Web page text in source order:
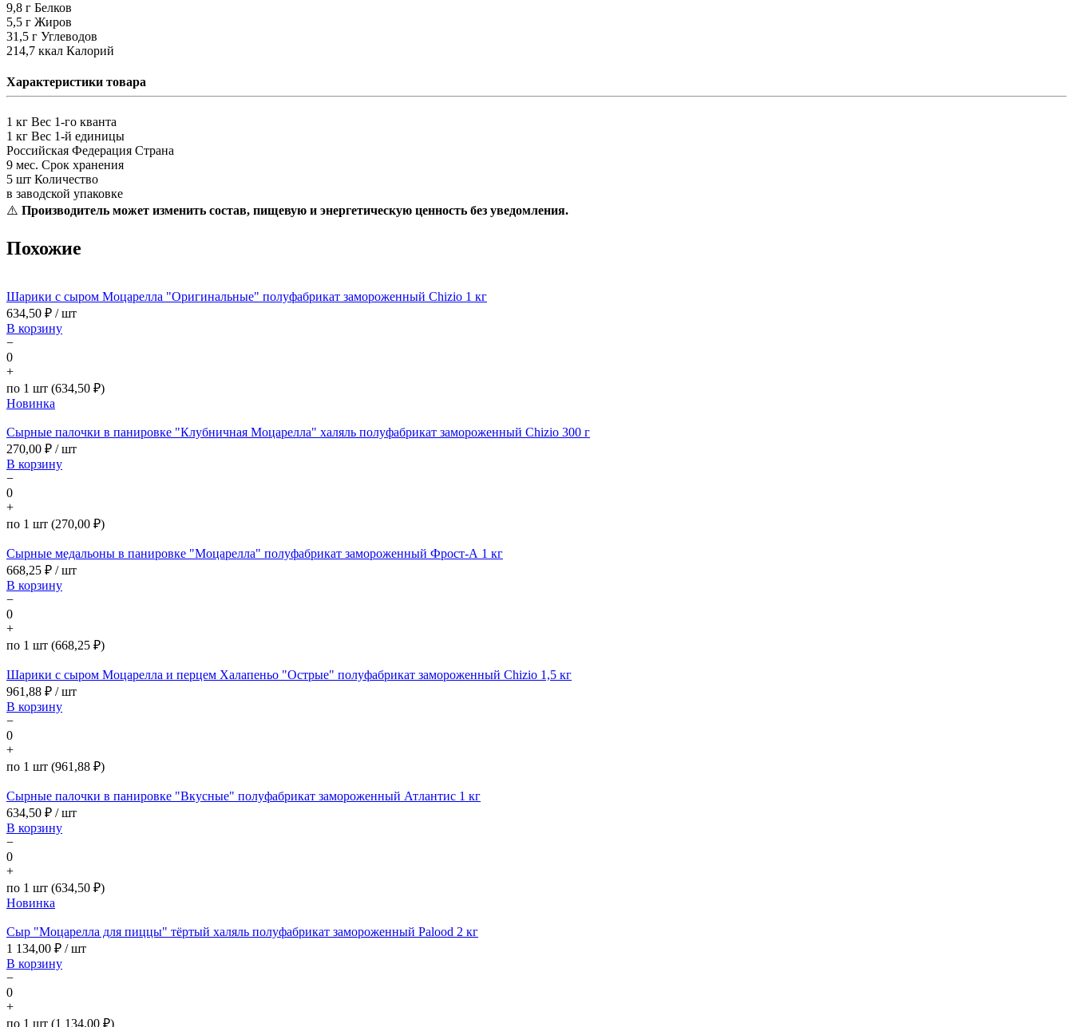
9,8 г Белков
5,5 г Жиров
31,5 г Углеводов
214,7 ккал Калорий
Характеристики товара
1 кг Вес 1-го кванта
1 кг Вес 1-й единицы
Российская Федерация Страна
9 мес. Срок хранения
5 шт Количество
в заводской упаковке
⚠️ Производитель может изменить состав, пищевую и энергетическую ценность без уведомления.
Похожие
Шарики с сыром Моцарелла "Оригинальные" полуфабрикат замороженный Chizio 1 кг
634,50 ₽ / шт
В корзину
−
0
+
по 1 шт (634,50 ₽)
Новинка
Сырные палочки в панировке "Клубничная Моцарелла" халяль полуфабрикат замороженный Chizio 300 г
270,00 ₽ / шт
В корзину
−
0
+
по 1 шт (270,00 ₽)
Сырные медальоны в панировке "Моцарелла" полуфабрикат замороженный Фрост-А 1 кг
668,25 ₽ / шт
В корзину
−
0
+
по 1 шт (668,25 ₽)
Шарики с сыром Моцарелла и перцем Халапеньо "Острые" полуфабрикат замороженный Chizio 1,5 кг
961,88 ₽ / шт
В корзину
−
0
+
по 1 шт (961,88 ₽)
Сырные палочки в панировке "Вкусные" полуфабрикат замороженный Атлантис 1 кг
634,50 ₽ / шт
В корзину
−
0
+
по 1 шт (634,50 ₽)
Новинка
Сыр "Моцарелла для пиццы" тёртый халяль полуфабрикат замороженный Palood 2 кг
1 134,00 ₽ / шт
В корзину
−
0
+
по 1 шт (1 134,00 ₽)